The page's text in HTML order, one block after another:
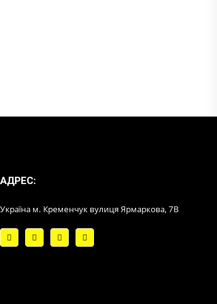
АДРЕС:
Україна м. Кременчук вулиця Ярмаркова, 7В